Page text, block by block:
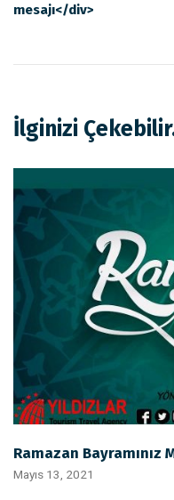
mesajı</div>
İlginizi
Ramazan Bayramınız
Mayıs 13, 2021